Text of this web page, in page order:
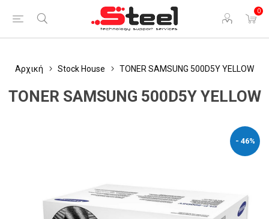
0
Αρχική Stock House TONER SAMSUNG 500D5Y YELLOW
TONER SAMSUNG 500D5Y YELLOW
- 46%